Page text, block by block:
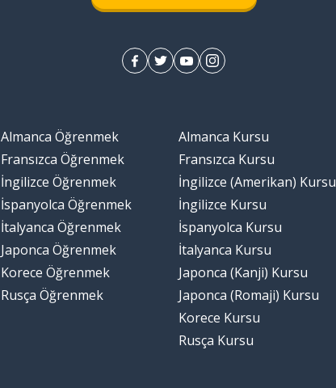
Almanca Öğrenmek
Fransızca Öğrenmek
İngilizce Öğrenmek
İspanyolca Öğrenmek
İtalyanca Öğrenmek
Japonca Öğrenmek
Korece Öğrenmek
Rusça Öğrenmek
Almanca Kursu
Fransızca Kursu
İngilizce (Amerikan) Kursu
İngilizce Kursu
İspanyolca Kursu
İtalyanca Kursu
Japonca (Kanji) Kursu
Japonca (Romaji) Kursu
Korece Kursu
Rusça Kursu